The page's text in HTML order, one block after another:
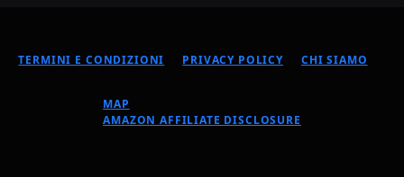
TERMINI E CONDIZIONI PRIVACY POLICY CHI SIAMO
MAP
AMAZON AFFILIATE DISCLOSURE